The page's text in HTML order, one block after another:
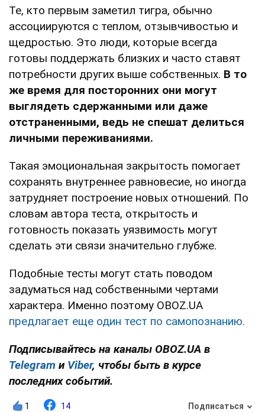
Те, кто первым заметил тигра, обычно
ассоциируются с теплом, отзывчивостью и
щедростью. Это люди, которые всегда
готовы поддержать близких и часто ставят
потребности других выше собственных. В то
же время для посторонних они могут
выглядеть сдержанными или даже
отстраненными, ведь не спешат делиться
личными переживаниями.
Такая эмоциональная закрытость помогает
сохранять внутреннее равновесие, но иногда
затрудняет построение новых отношений. По
словам автора теста, открытость и
готовность показать уязвимость могут
сделать эти связи значительно глубже.
Подобные тесты могут стать поводом
задуматься над собственными чертами
характера. Именно поэтому OBOZ.UA
предлагает еще один тест по самопознанию.
Подписывайтесь на каналы OBOZ.UA в
Telegram и Viber, чтобы быть в курсе
последних событий.
1 14 Подписаться